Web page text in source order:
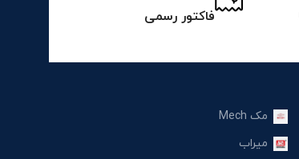
فاکتور رسمی
مک Mech
میراب